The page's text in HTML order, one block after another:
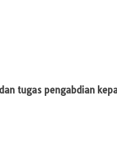
tugas pengabdian